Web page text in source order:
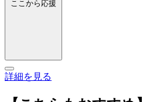
ここから応援
詳細を見る